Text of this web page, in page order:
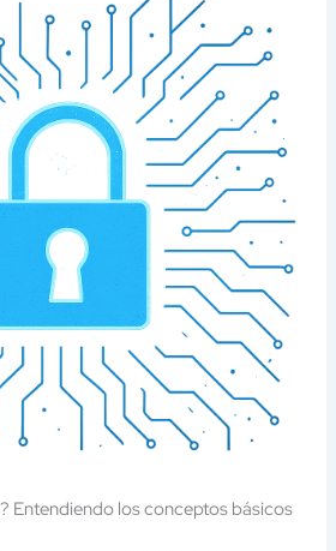
Entendiendo los conceptos básicos